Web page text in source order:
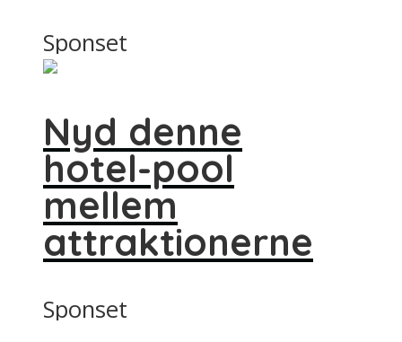
Sponset
Nyd denne
hotel-pool
mellem
attraktionerne
Sponset